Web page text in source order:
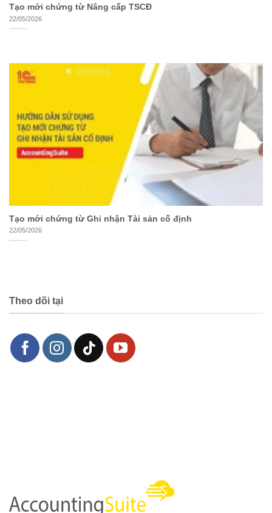
Tạo mới chứng từ Nâng cấp TSCĐ
22/05/2026
Tạo mới chứng từ Ghi nhận Tài sản cố định
22/05/2026
Theo dõi tại